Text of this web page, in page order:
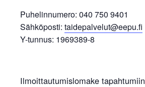
Puhelinnumero: 040 750 9401
Sähköposti: taidepalvelut@eepu.fi
Y-tunnus: 1969389-8
Ilmoittautumislomake tapahtumiin